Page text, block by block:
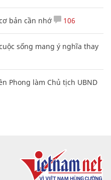
bản cần nhớ 106
sống mang ý nghĩa thay
Phong làm Chủ tịch UBND